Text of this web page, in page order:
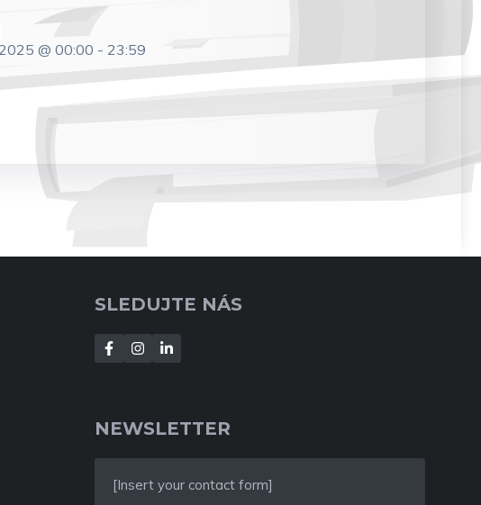
@ 00:00 - 23:59
SLEDUJTE NÁS
NEWSLETTER
[Insert your contact form]